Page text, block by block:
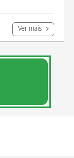
Ver mais